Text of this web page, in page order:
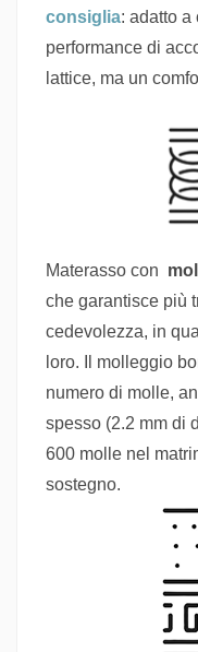
consiglia: adatto a
performance di
lattice, ma un
Materasso con
che garantisce più
cedevolezza, in
loro. Il molleggio
numero di molle,
spesso (2.2 mm di
600 molle nel
sostegno.